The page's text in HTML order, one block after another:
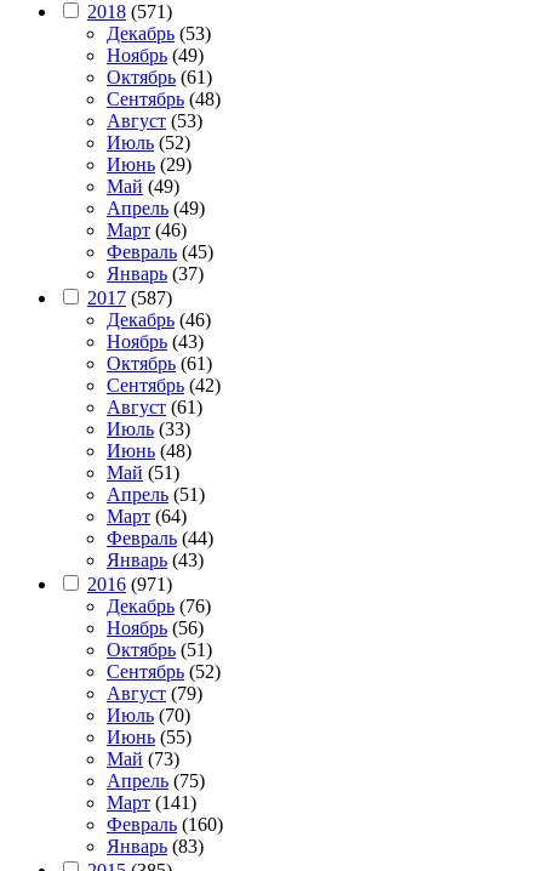
2018 (571)
Декабрь (53)
Ноябрь (49)
Октябрь (61)
Сентябрь (48)
Август (53)
Июль (52)
Июнь (29)
Май (49)
Апрель (49)
Март (46)
Февраль (45)
Январь (37)
2017 (587)
Декабрь (46)
Ноябрь (43)
Октябрь (61)
Сентябрь (42)
Август (61)
Июль (33)
Июнь (48)
Май (51)
Апрель (51)
Март (64)
Февраль (44)
Январь (43)
2016 (971)
Декабрь (76)
Ноябрь (56)
Октябрь (51)
Сентябрь (52)
Август (79)
Июль (70)
Июнь (55)
Май (73)
Апрель (75)
Март (141)
Февраль (160)
Январь (83)